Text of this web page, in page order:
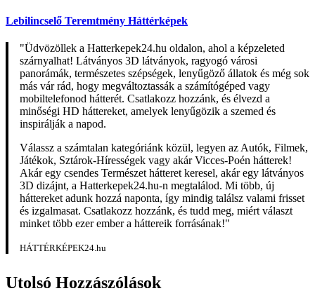
Lebilincselő Teremtmény Háttérképek
"Üdvözöllek a Hatterkepek24.hu oldalon, ahol a képzeleted
szárnyalhat! Látványos 3D látványok, ragyogó városi
panorámák, természetes szépségek, lenyűgöző állatok és még sok
más vár rád, hogy megváltoztassák a számítógéped vagy
mobiltelefonod hátterét. Csatlakozz hozzánk, és élvezd a
minőségi HD háttereket, amelyek lenyűgözik a szemed és
inspirálják a napod.
Válassz a számtalan kategóriánk közül, legyen az Autók, Filmek,
Játékok, Sztárok-Hírességek vagy akár Vicces-Poén hátterek!
Akár egy csendes Természet hátteret keresel, akár egy látványos
3D dizájnt, a Hatterkepek24.hu-n megtalálod. Mi több, új
háttereket adunk hozzá naponta, így mindig találsz valami frisset
és izgalmasat. Csatlakozz hozzánk, és tudd meg, miért választ
minket több ezer ember a háttereik forrásának!"
HÁTTÉRKÉPEK24.hu
Utolsó Hozzászólások